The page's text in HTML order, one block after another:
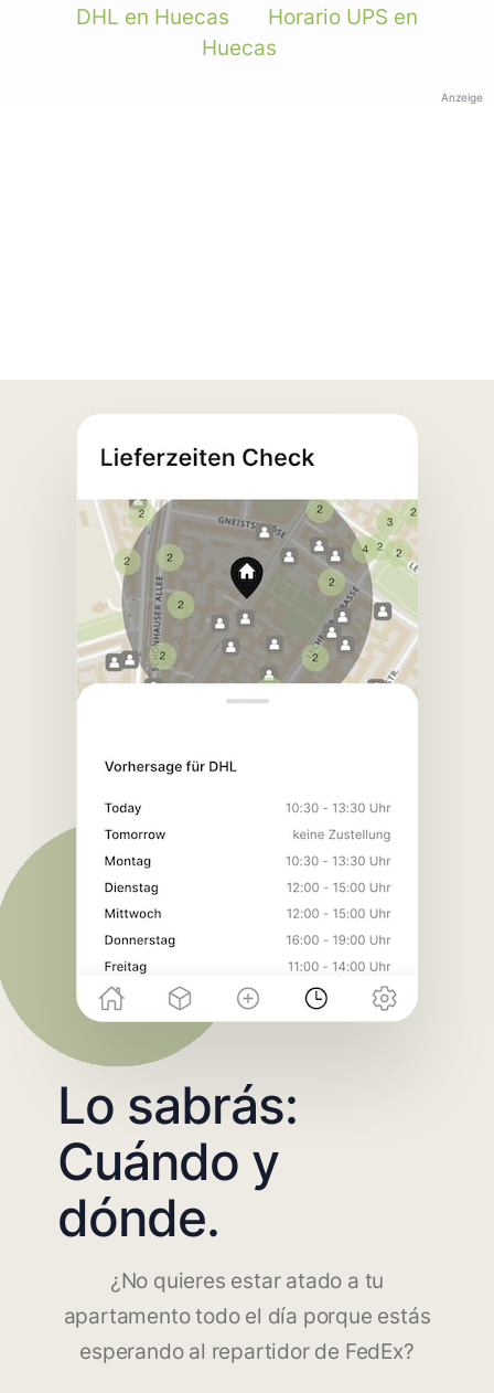
DHL en Huecas
Horario UPS en
Huecas
Anzeige
Lo sabrás:
Cuándo y
dónde.
¿No quieres estar atado a tu
apartamento todo el día porque estás
esperando al repartidor de FedEx?